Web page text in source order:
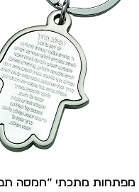
מפתחות מתכתי “חמסה